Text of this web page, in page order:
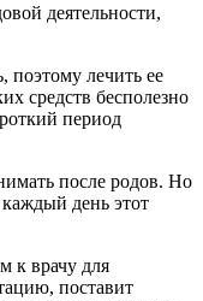
деятельности,
поэтому лечить ее
средств бесполезно
период
после родов. Но
каждый день этот
к врачу для
поставит